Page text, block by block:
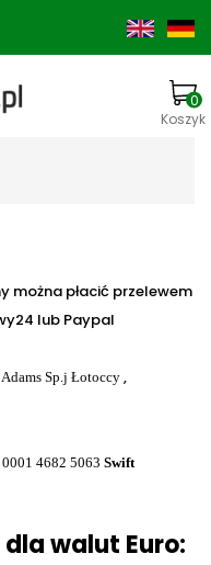
0
Koszyk
można płacić przelewem
lub Paypal
Sp.j Łotoccy ,
4682 5063 Swift
walut Euro: